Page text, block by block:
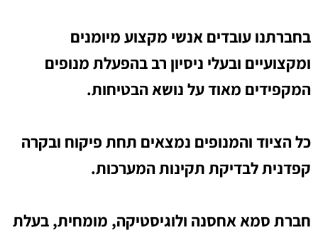
בחברתנו עובדים אנשי מקצוע מיומנים
ומקצועיים ובעלי ניסיון רב בהפעלת מנופים
המקפידים מאוד על נושא הבטיחות.
כל הציוד והמנופים נמצאים תחת פיקוח ובקרה
קפדנית לבדיקת תקינות המערכות.
חברת סמא אחסנה ולוגיסטיקה, מומחית, בעלת